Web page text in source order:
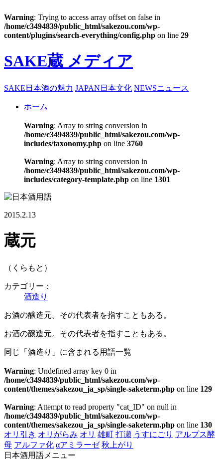
Warning: Trying to access array offset on false in
/home/c3494839/public_html/sakezou.com/wp-
content/plugins/search-everything/config.php on line 29
SAKE蔵 メディア
SAKE 日本酒の魅力 JAPAN 日本文化 NEWSニュース
ホーム
Warning: Array to string conversion in
/home/c3494839/public_html/sakezou.com/wp-
includes/taxonomy.php on line 3760
Warning: Array to string conversion in
/home/c3494839/public_html/sakezou.com/wp-
includes/category-template.php on line 1301
2015.2.13
蔵元
（くらもと）
カテゴリー：
酒造り
お酒の醸造元。その代表者を指すこともある。
お酒の醸造元。その代表者を指すこともある。
同じ「酒造り」に含まれる用語一覧
Warning: Undefined array key 0 in
/home/c3494839/public_html/sakezou.com/wp-
content/themes/sakezou_ja_sp/single-saketerm.php on line 129
Warning: Attempt to read property "cat_ID" on null in
/home/c3494839/public_html/sakezou.com/wp-
content/themes/sakezou_ja_sp/single-saketerm.php on line 130
オリ引き オリがらみ オリ 雄町 打瀬 うすにごり アルプス酵
母 アルファ化 αアミラーゼ 秋上がり
日本酒用語メニュー